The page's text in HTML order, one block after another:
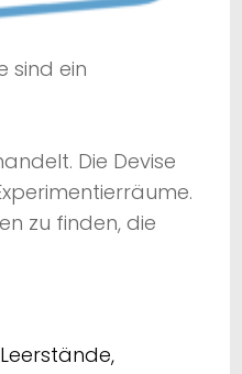
sind ein
Die Devise
zu finden, die